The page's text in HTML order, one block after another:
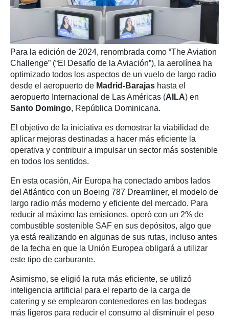
Para la edición de 2024, renombrada como “The Aviation
Challenge” (“El Desafío de la Aviación”), la aerolínea ha
optimizado todos los aspectos de un vuelo de largo radio
desde el aeropuerto de Madrid-Barajas hasta el
aeropuerto Internacional de Las Américas (AILA) en
Santo Domingo, República Dominicana.
El objetivo de la iniciativa es demostrar la viabilidad de
aplicar mejoras destinadas a hacer más eficiente la
operativa y contribuir a impulsar un sector más sostenible
en todos los sentidos.
En esta ocasión, Air Europa ha conectado ambos lados
del Atlántico con un Boeing 787 Dreamliner, el modelo de
largo radio más moderno y eficiente del mercado. Para
reducir al máximo las emisiones, operó con un 2% de
combustible sostenible SAF en sus depósitos, algo que
ya está realizando en algunas de sus rutas, incluso antes
de la fecha en que la Unión Europea obligará a utilizar
este tipo de carburante.
Asimismo, se eligió la ruta más eficiente, se utilizó
inteligencia artificial para el reparto de la carga de
catering y se emplearon contenedores en las bodegas
más ligeros para reducir el consumo al disminuir el peso